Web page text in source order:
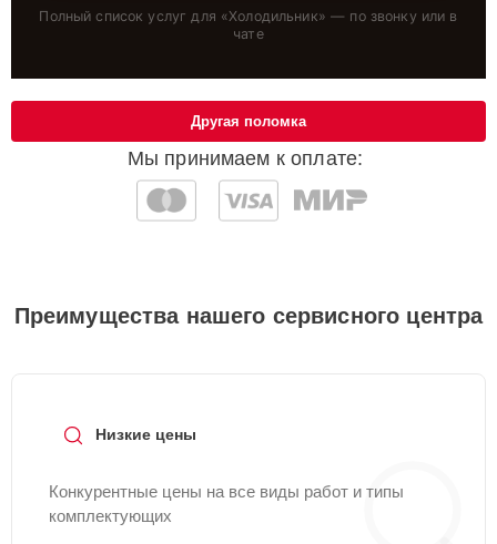
Полный список услуг для «Холодильник» — по звонку или в
чате
Мы принимаем к оплате:
Другая поломка
Преимущества нашего сервисного центра
Низкие цены
Конкурентные цены на все виды работ и типы
комплектующих